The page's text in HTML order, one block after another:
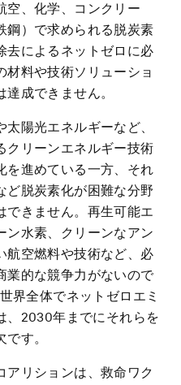
空、化学、コンクリー
鋼）で求められる脱炭素
去によるネットゼロに必
料や技術ソリューショ
成できません。
陽光エネルギーなど、
クリーンエネルギー技術
を進めている一方、それ
ど脱炭素化が困難な分野
できません。再生可能エ
ン水素、クリーンなアン
航空燃料や技術など、必
業的な競争力がないので
界全体でネットゼロエミ
、2030年までにそれらを
す。
アリションは、救命ワク